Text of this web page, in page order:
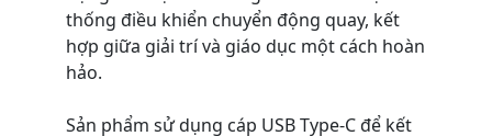
thống điều khiển chuyển động quay, kết
hợp giữa giải trí và giáo dục một cách hoàn
hảo.
Sản phẩm sử dụng cáp USB Type-C để kết